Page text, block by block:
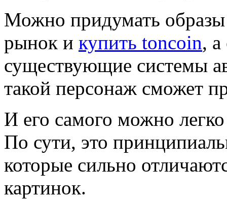
Можно придумать
рынок и купить toncoin,
существующие системы
такой персонаж сможет
И его самого можно
По сути, это
которые сильно
картинок.